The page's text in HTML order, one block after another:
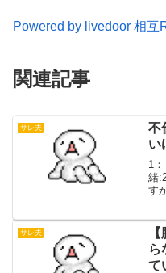
Powered by livedoor 相互
関連記事
サレ夫
不
い
1
緒
す
サレ夫
ら
て